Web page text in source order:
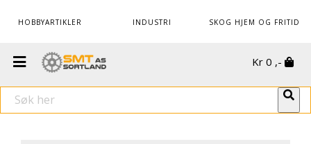
HOBBYARTIKLER INDUSTRI SKOG HJEM OG FRITID
Kr 0 ,-